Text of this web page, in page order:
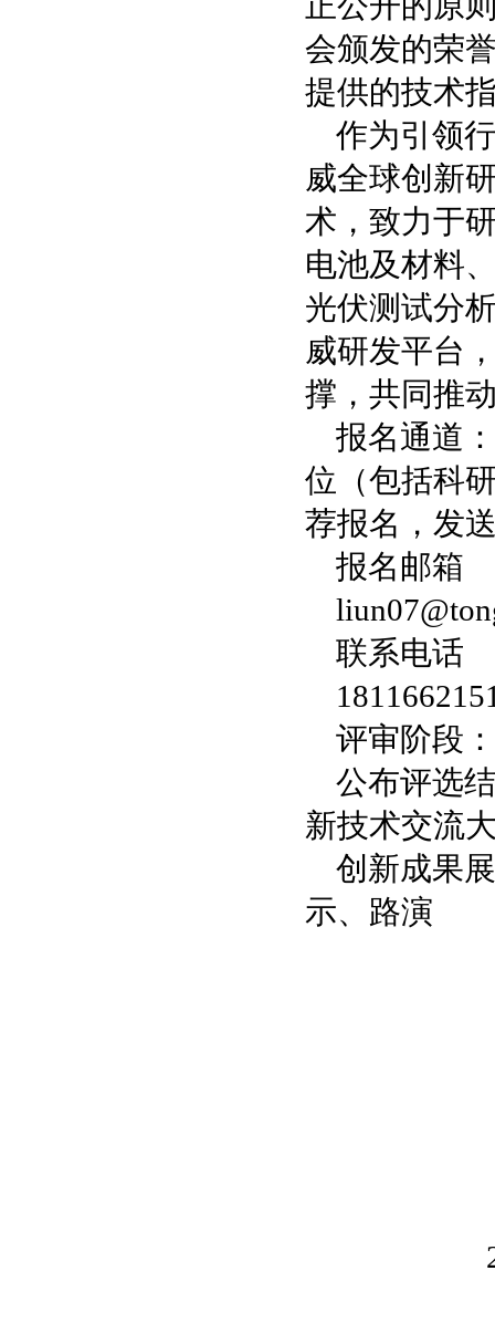
会颁发的荣
提供的技术
作为引领
威全球创新
术，致力于
电池及材料
光伏测试分
威研发平台
撑，共同推
报名通道
位（包括科
荐报名，发
报名邮箱
联系电话
评审阶段
公布评选
新技术交流
创新成果
示、路演